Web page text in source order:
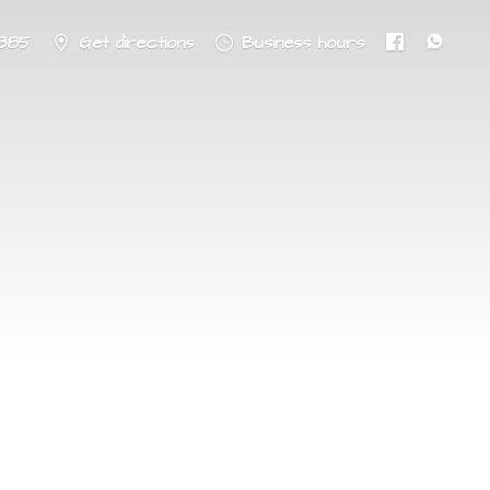
Get directions Business hours